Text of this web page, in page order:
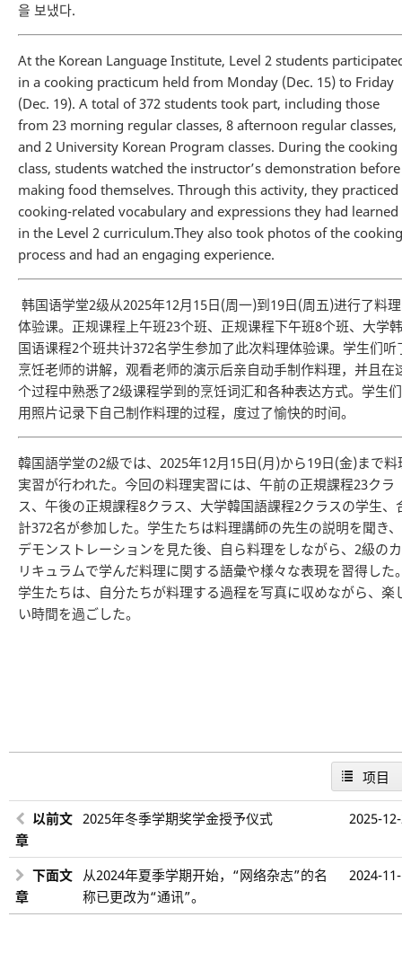
을 보냈다.
At the Korean Language Institute, Level 2 students
in a cooking practicum held from Monday (Dec. 15) to Friday
(Dec. 19). A total of 372 students took part, including those
from 23 morning regular classes, 8 afternoon regular classes,
and 2 University Korean Program classes. During the cooking
class, students watched the instructor’s demonstration before
making food themselves. Through this activity, they practiced
cooking-related vocabulary and expressions they had learned
in the Level 2 curriculum.They also took photos of the cooking
process and had an engaging experience.
韩国语学堂2级从2025年12月15日(周一)到19日(周五)进行了料理
体验课。正规课程上午班23个班、正规课程下午班8个班、大学韩
国语课程2个班共计372名学生参加了此次料理体验课。学生们听
烹饪老师的讲解，观看老师的演示后亲自动手制作料理，并且在
个过程中熟悉了2级课程学到的烹饪词汇和各种表达方式。学生们
用照片记录下自己制作料理的过程，度过了愉快的时间。
韓国語学堂の2級では、2025年12月15日(月)から19日(金)まで料
実習が行われた。今回の料理実習には、午前の正規課程23クラ
ス、午後の正規課程8クラス、大学韓国語課程2クラスの学生、
計372名が参加した。学生たちは料理講師の先生の説明を聞き、
デモンストレーションを見た後、自ら料理をしながら、2級のカ
リキュラムで学んだ料理に関する語彙や様々な表現を習得した
学生たちは、自分たちが料理する過程を写真に収めながら、楽
い時間を過ごした。
项目
以前文
章
2025年冬季学期奖学金授予仪式 2025-
下面文
章
从2024年夏季学期开始，“网络杂志”的名
称已更改为“通讯”。
2024-